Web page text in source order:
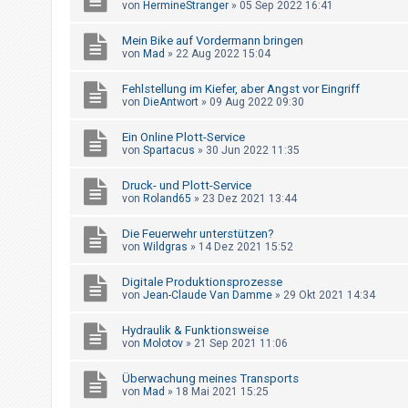
von HermineStranger » 05 Sep 2022 16:41
Mein Bike auf Vordermann bringen
von Mad » 22 Aug 2022 15:04
Fehlstellung im Kiefer, aber Angst vor Eingriff
von DieAntwort » 09 Aug 2022 09:30
Ein Online Plott-Service
von Spartacus » 30 Jun 2022 11:35
Druck- und Plott-Service
von Roland65 » 23 Dez 2021 13:44
Die Feuerwehr unterstützen?
von Wildgras » 14 Dez 2021 15:52
Digitale Produktionsprozesse
von Jean-Claude Van Damme » 29 Okt 2021 14:34
Hydraulik & Funktionsweise
von Molotov » 21 Sep 2021 11:06
Überwachung meines Transports
von Mad » 18 Mai 2021 15:25